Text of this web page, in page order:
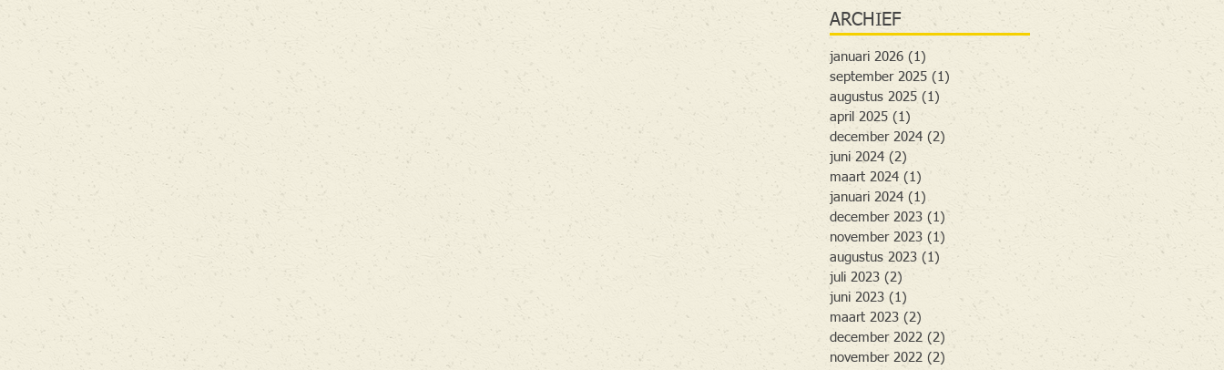
ARCHIEF
januari 2026 (1)
september 2025 (1)
augustus 2025 (1)
april 2025 (1) 1 post
december 2024 (2)
juni 2024 (2) 2 posts
maart 2024 (1)
januari 2024 (1)
december 2023 (1) 1 post
november 2023 (1)
augustus 2023 (1) 1 post
juli 2023 (2) 2 posts
juni 2023 (1)
maart 2023 (2)
december 2022 (2)
november 2022 (2)